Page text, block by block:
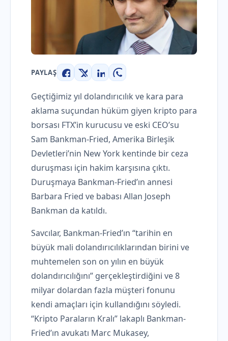
PAYLAŞ
Facebook
X LinkedInWhatsApp
Geçtiğimiz yıl dolandırıcılık ve kara para
aklama suçundan hüküm giyen kripto para
borsası FTX’in kurucusu ve eski CEO’su
Sam Bankman-Fried, Amerika Birleşik
Devletleri’nin New York kentinde bir ceza
duruşması için hakim karşısına çıktı.
Duruşmaya Bankman-Fried’ın annesi
Barbara Fried ve babası Allan Joseph
Bankman da katıldı.
Savcılar, Bankman-Fried’ın “tarihin en
büyük mali dolandırıcılıklarından birini ve
muhtemelen son on yılın en büyük
dolandırıcılığını” gerçekleştirdiğini ve 8
milyar dolardan fazla müşteri fonunu
kendi amaçları için kullandığını söyledi.
“Kripto Paraların Kralı” lakaplı Bankman-
Fried’ın avukatı Marc Mukasey,